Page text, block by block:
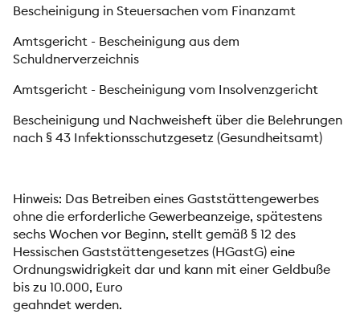
Bescheinigung in Steuersachen vom Finanzamt
Amtsgericht - Bescheinigung aus dem
Schuldnerverzeichnis
Amtsgericht - Bescheinigung vom Insolvenzgericht
Bescheinigung und Nachweisheft über die Belehrungen
nach § 43 Infektionsschutzgesetz (Gesundheitsamt)
Hinweis: Das Betreiben eines Gaststättengewerbes
ohne die erforderliche Gewerbeanzeige, spätestens
sechs Wochen vor Beginn, stellt gemäß § 12 des
Hessischen Gaststättengesetzes (HGastG) eine
Ordnungswidrigkeit dar und kann mit einer Geldbuße
bis zu 10.000, Euro
geahndet werden.